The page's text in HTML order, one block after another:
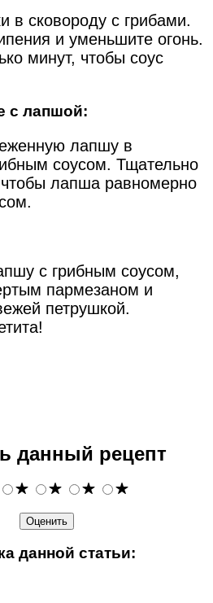
в сковороду с грибами.
и уменьшите огонь.
минут, чтобы соус
с лапшой:
лапшу в
соусом. Тщательно
лапша равномерно
с грибным соусом,
пармезаном и
петрушкой.
данный рецепт
данной статьи: